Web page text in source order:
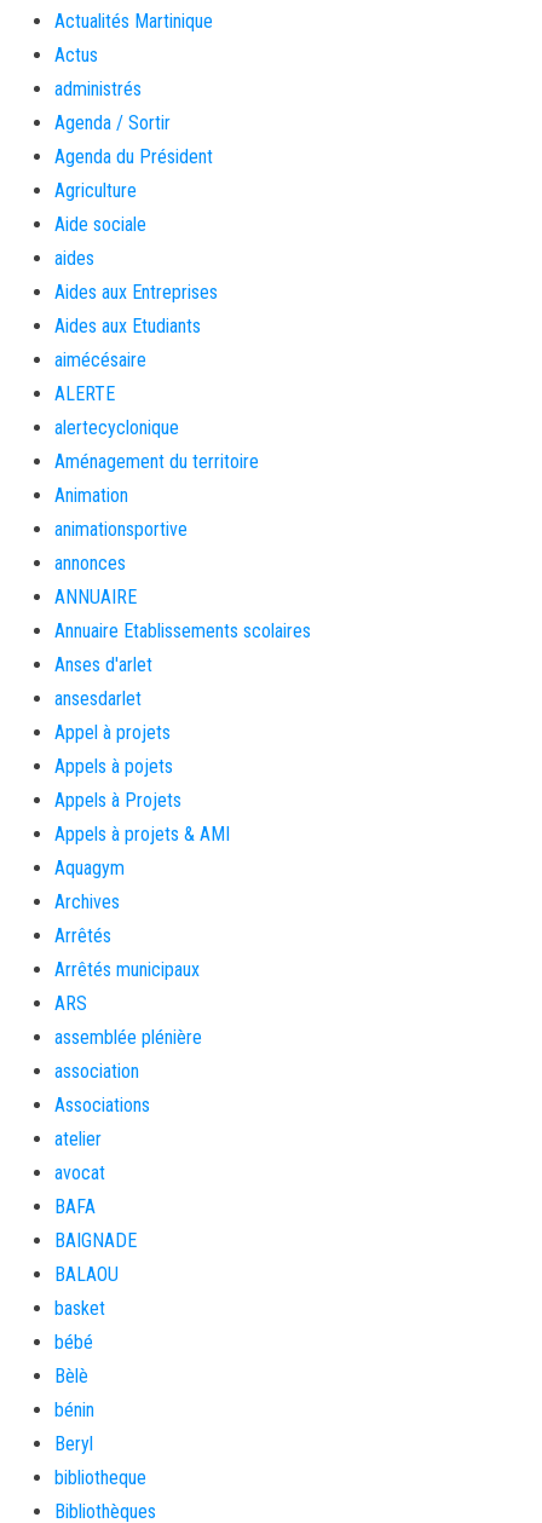
Actualités Martinique
Actus
administrés
Agenda / Sortir
Agenda du Président
Agriculture
Aide sociale
aides
Aides aux Entreprises
Aides aux Etudiants
aimécésaire
ALERTE
alertecyclonique
Aménagement du territoire
Animation
animationsportive
annonces
ANNUAIRE
Annuaire Etablissements scolaires
Anses d'arlet
ansesdarlet
Appel à projets
Appels à pojets
Appels à Projets
Appels à projets & AMI
Aquagym
Archives
Arrêtés
Arrêtés municipaux
ARS
assemblée plénière
association
Associations
atelier
avocat
BAFA
BAIGNADE
BALAOU
basket
bébé
Bèlè
bénin
Beryl
bibliotheque
Bibliothèques